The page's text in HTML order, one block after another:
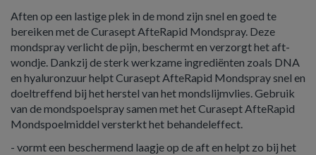
Aften op een lastige plek in de mond zijn snel en goed te
bereiken met de Curasept AfteRapid Mondspray. Deze
mondspray verlicht de pijn, beschermt en verzorgt het aft-
wondje. Dankzij de sterk werkzame ingrediënten zoals DNA
en hyaluronzuur helpt Curasept AfteRapid Mondspray snel en
doeltreffend bij het herstel van het mondslijmvlies. Gebruik
van de mondspoelspray samen met het Curasept AfteRapid
Mondspoelmiddel versterkt het behandeleffect.
- vormt een beschermend laagje op de aft en helpt zo bij het